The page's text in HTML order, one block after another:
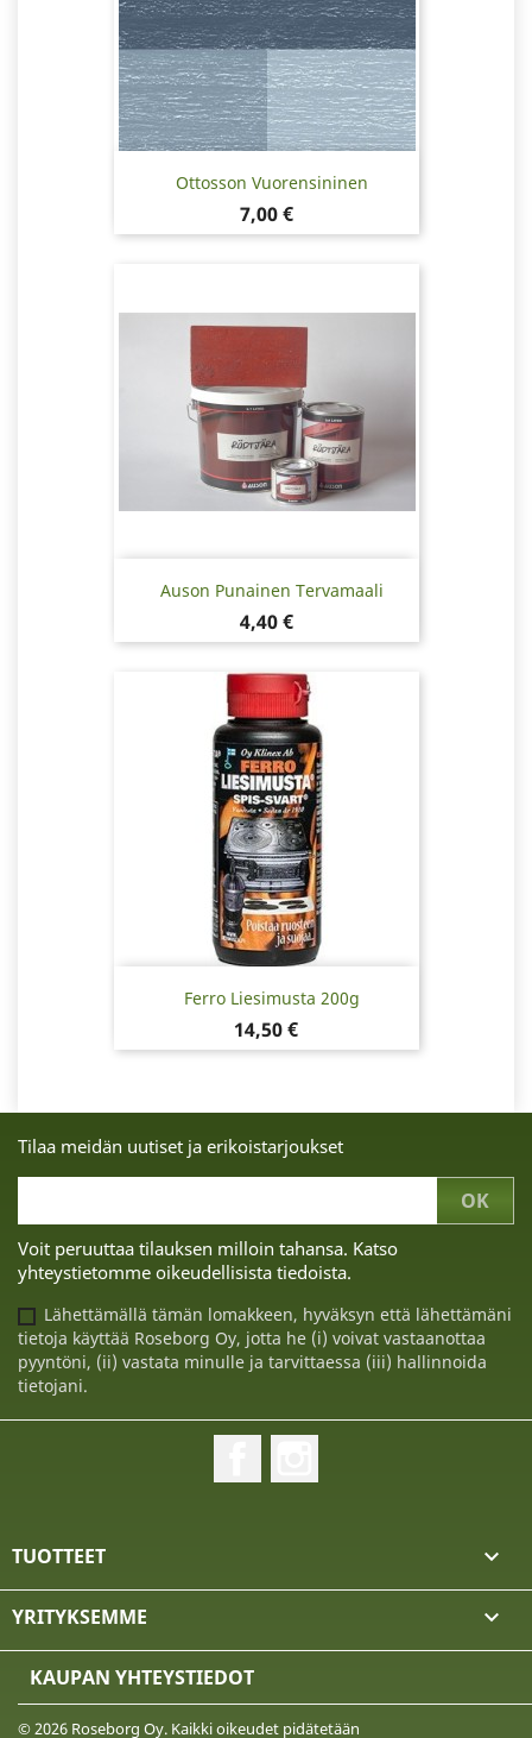
Ottosson Vuorensininen
Hinta
7,00 €
Auson Punainen Tervamaali
Hinta
4,40 €
Ferro Liesimusta 200g
Hinta
14,50 €
Tilaa meidän uutiset ja erikoistarjoukset
Voit peruuttaa tilauksen milloin tahansa. Katso
yhteystietomme oikeudellisista tiedoista.
Lähettämällä tämän lomakkeen, hyväksyn että lähettämäni
tietoja käyttää Roseborg Oy, jotta he (i) voivat vastaanottaa
pyyntöni, (ii) vastata minulle ja tarvittaessa (iii) hallinnoida
tietojani.
TUOTTEET 
YRITYKSEMME 
KAUPAN YHTEYSTIEDOT
© 2026 Roseborg Oy. Kaikki oikeudet pidätetään